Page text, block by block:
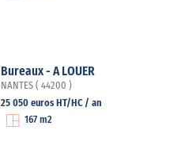
Bureaux - A LOUER
NANTES ( 44200 )
25 050 euros HT/HC / an
167 m2